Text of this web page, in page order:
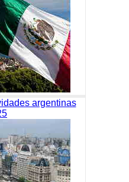
argentinas